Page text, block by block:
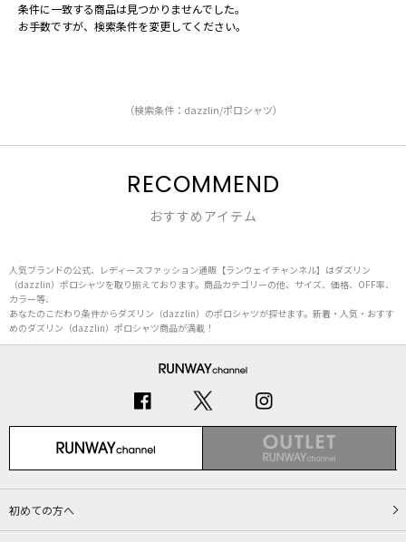
条件に一致する商品は見つかりませんでした。
お手数ですが、検索条件を変更してください。
（検索条件：dazzlin/ポロシャツ）
RECOMMEND
おすすめアイテム
人気ブランドの公式、レディースファッション通販【ランウェイチャンネル】はダズリン
（dazzlin）ポロシャツを取り揃えております。商品カテゴリーの他、サイズ、価格、OFF率、
カラー等、
あなたのこだわり条件からダズリン（dazzlin）のポロシャツが探せます。新着・人気・おすす
めのダズリン（dazzlin）ポロシャツ商品が満載！
初めての方へ